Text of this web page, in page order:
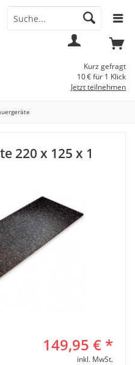
Kurz gefragt
10 € für 1 Klick
Jetzt teilnehmen
220 x 125 x 1
149,95 € *
inkl. MwSt.